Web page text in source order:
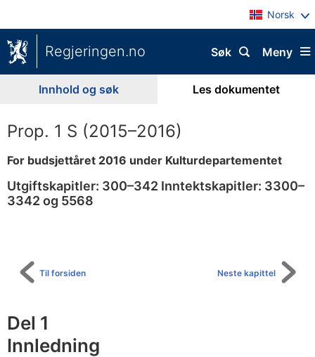
Norsk
Regjeringen.no Meny
Søk
Innhold og søk Les dokumentet
Prop. 1 S (2015–2016)
For budsjettåret 2016 under Kulturdepartementet
Utgiftskapitler: 300–342 Inntektskapitler: 3300–
3342 og 5568
Neste kapittel
Til forsiden
Del 1
Innledning